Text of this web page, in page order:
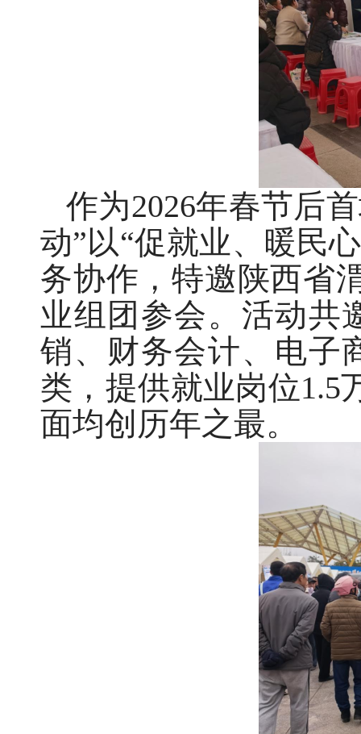
作为2026年春节后
动”以“促就业、暖民
务协作，特邀陕西省
业组团参会。活动共
销、财务会计、电子
类，提供就业岗位1.5
面均创历年之最。